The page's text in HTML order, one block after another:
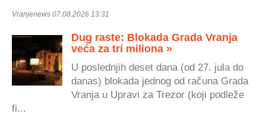
Vranjenews 07.08.2026 13:31
Dug raste: Blokada Grada Vranja
veća za tri miliona »
U poslednjih deset dana (od 27. jula do
danas) blokada jednog od računa Grada
Vranja u Upravi za Trezor (koji podleže
fi...